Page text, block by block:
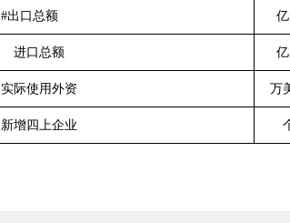
#出口总额
进口总额
实际使用外资 万
新增四上企业